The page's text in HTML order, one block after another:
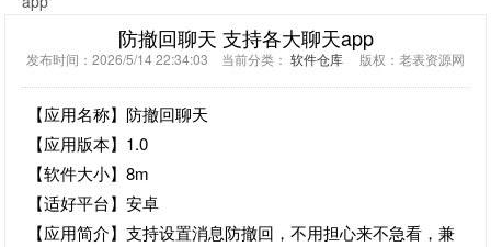
防撤回聊天 支持各大聊天app
发布时间：2026/5/14 22:34:03 当前分类： 软件仓库 版权：老表资源网
【应用名称】防撤回聊天
【应用版本】1.0
【软件大小】8m
【适好平台】安卓
【应用简介】支持设置消息防撤回，不用担心来不急看，兼